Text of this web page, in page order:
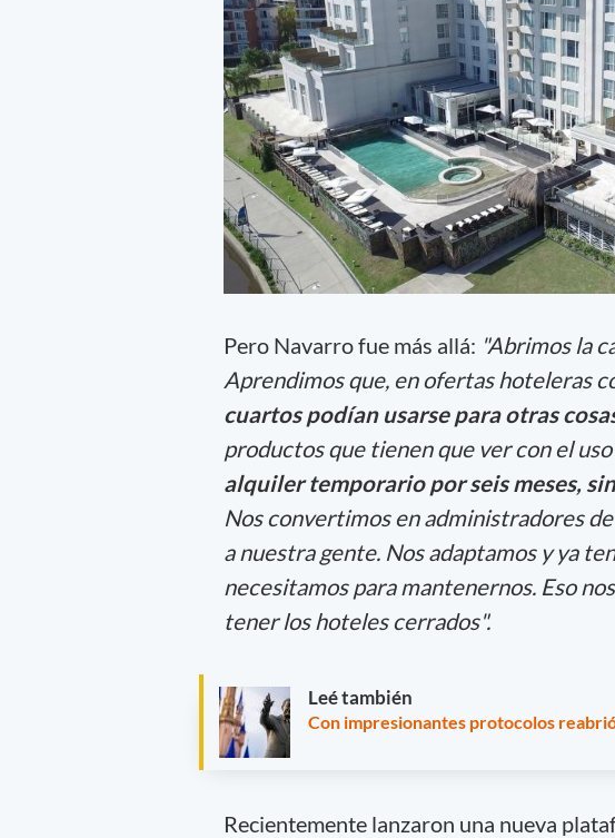
Pero Navarro fue más allá: "Abrimos la
Aprendimos que, en ofertas hoteleras
cuartos podían usarse para otras
productos que tienen que ver con el
alquiler temporario por seis meses,
Nos convertimos en administradores
a nuestra gente. Nos adaptamos y ya
necesitamos para mantenernos. Eso
tener los hoteles cerrados".
Leé también
Con impresionantes protocolos
Recientemente lanzaron una nueva